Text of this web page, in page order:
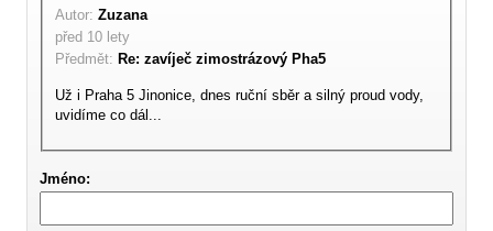
Autor: Zuzana
před 10 lety
Předmět: Re: zavíječ zimostrázový Pha5
Už i Praha 5 Jinonice, dnes ruční sběr a silný proud vody,
uvidíme co dál...
Jméno: